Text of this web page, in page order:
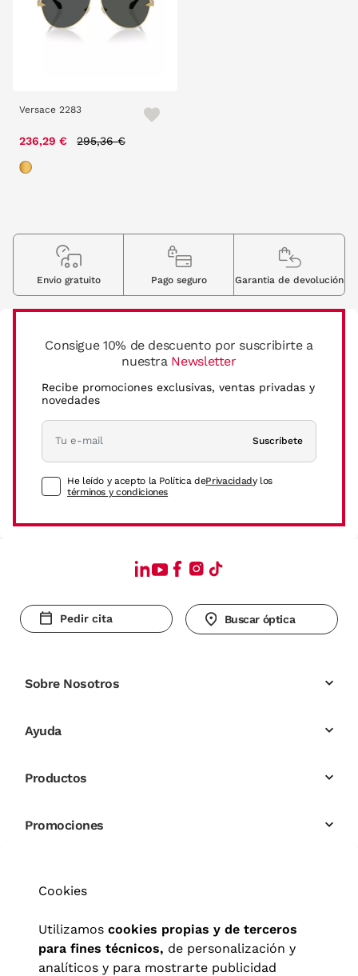
Versace 2283
236,29 € Price reduced from
295,36 €
Consigue 10% de descuento por suscribirte a
nuestra Newsletter
Recibe promociones exclusivas, ventas privadas y
novedades
Suscríbete
He leído y acepto la Política dePrivacidady los
términos y condiciones
Envio gratuito Pago seguro Garantia de devolución
Pedir cita Buscar óptica
Sobre Nosotros
Ayuda
Productos
Promociones
Cookies
Utilizamos cookies propias y de terceros
para fines técnicos, de personalización y
analíticos y para mostrarte publicidad